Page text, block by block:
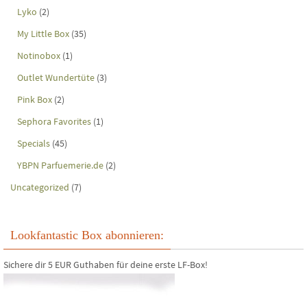
Lyko (2)
My Little Box (35)
Notinobox (1)
Outlet Wundertüte (3)
Pink Box (2)
Sephora Favorites (1)
Specials (45)
YBPN Parfuemerie.de (2)
Uncategorized (7)
Lookfantastic Box abonnieren:
Sichere dir 5 EUR Guthaben für deine erste LF-Box!